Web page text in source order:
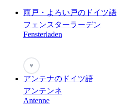
雨戸・よろい戸のドイツ語
フェンスターラーデン
Fensterladen
♥
アンテナのドイツ語
アンテンネ
Antenne